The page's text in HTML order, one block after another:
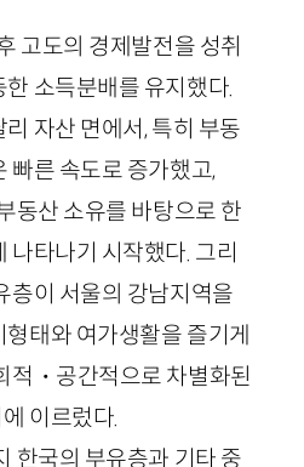
고도의 경제발전을 성취
소득분배를 유지했다.
자산 면에서, 특히 부동
빠른 속도로 증가했고,
동산 소유를 바탕으로 한
나타나기 시작했다. 그리
층이 서울의 강남지역을
태와 여가생활을 즐기게
적・공간적으로 차별화된
이르렀다.
한국의 부유층과 기타 중